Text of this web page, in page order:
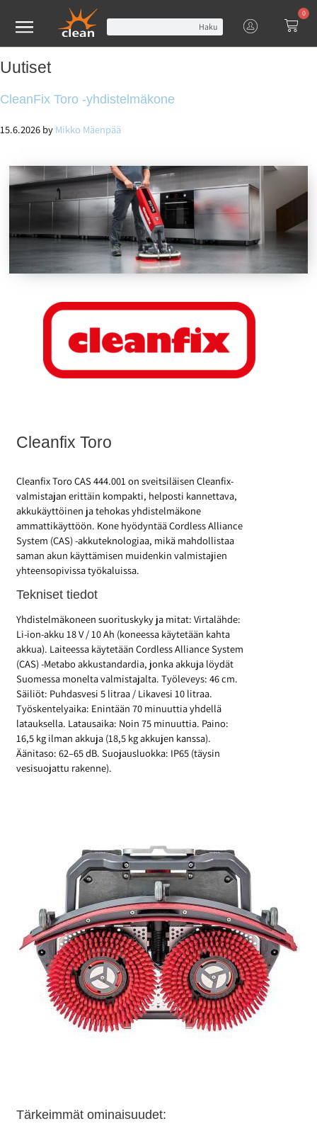
Haku
0
Uutiset
CleanFix Toro -yhdistelmäkone
15.6.2026 by Mikko Mäenpää
Cleanfix Toro
Cleanfix Toro CAS 444.001 on sveitsiläisen Cleanfix-
valmistajan erittäin kompakti, helposti kannettava,
akkukäyttöinen ja tehokas yhdistelmäkone
ammattikäyttöön. Kone hyödyntää Cordless Alliance
System (CAS) -akkuteknologiaa, mikä mahdollistaa
saman akun käyttämisen muidenkin valmistajien
yhteensopivissa työkaluissa.
Tekniset tiedot
Yhdistelmäkoneen suorituskyky ja mitat: Virtalähde:
Li-ion-akku 18 V / 10 Ah (koneessa käytetään kahta
akkua). Laiteessa käytetään Cordless Alliance System
(CAS) -Metabo akkustandardia, jonka akkuja löydät
Suomessa monelta valmistajalta. Työleveys: 46 cm.
Säiliöt: Puhdasvesi 5 litraa / Likavesi 10 litraa.
Työskentelyaika: Enintään 70 minuuttia yhdellä
latauksella. Latausaika: Noin 75 minuuttia. Paino:
16,5 kg ilman akkuja (18,5 kg akkujen kanssa).
Äänitaso: 62–65 dB. Suojausluokka: IP65 (täysin
vesisuojattu rakenne).
Tärkeimmät ominaisuudet: